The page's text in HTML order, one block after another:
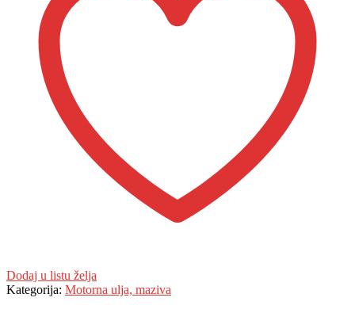
Dodaj u listu želja
Kategorija: Motorna ulja, maziva